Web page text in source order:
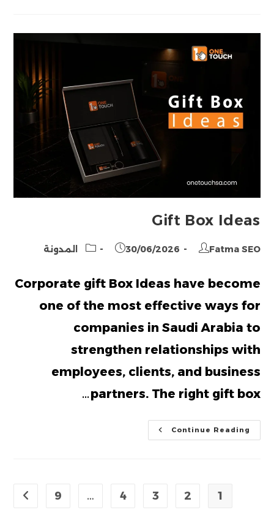
Gift Box Ideas
Post
Fatma SEO
Post
30/06/2026
Post المدونة
Corporate gift Box Ideas have become
one of the most effective ways for
companies in Saudi Arabia to
strengthen relationships with
employees, clients, and business
partners. The right gift box…
Continue Reading
Gift
Box
1
2
3
4
…
9